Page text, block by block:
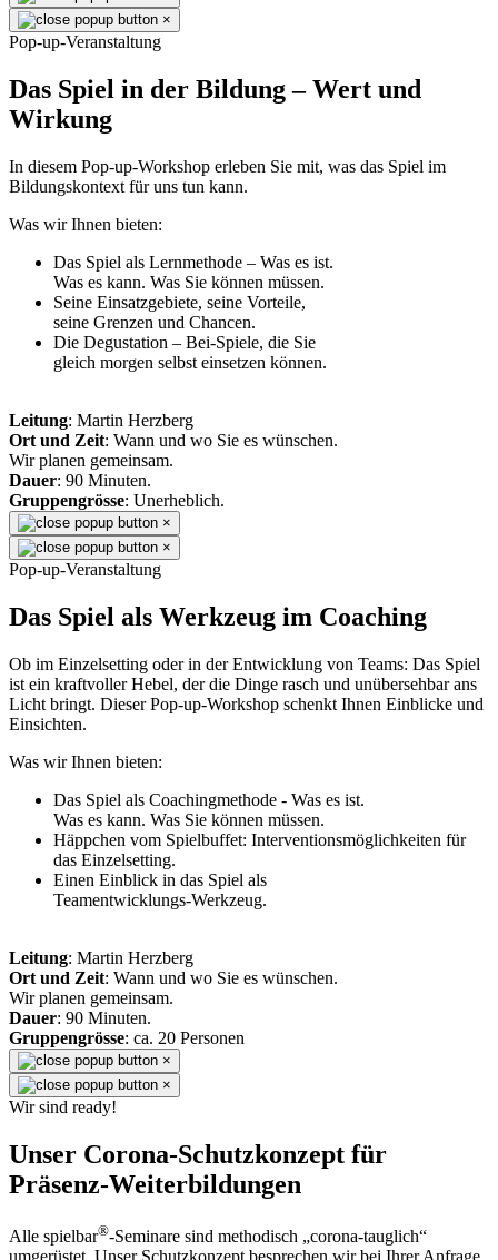
×
Pop-up-Veranstaltung
Das Spiel in der Bildung – Wert und
Wirkung
In diesem Pop-up-Workshop erleben Sie mit, was das Spiel im
Bildungskontext für uns tun kann.
Was wir Ihnen bieten:
Das Spiel als Lernmethode – Was es ist.
Was es kann. Was Sie können müssen.
Seine Einsatzgebiete, seine Vorteile,
seine Grenzen und Chancen.
Die Degustation – Bei-Spiele, die Sie
gleich morgen selbst einsetzen können.
Leitung: Martin Herzberg
Ort und Zeit: Wann und wo Sie es wünschen.
Wir planen gemeinsam.
Dauer: 90 Minuten.
Gruppengrösse: Unerheblich.
×
×
Pop-up-Veranstaltung
Das Spiel als Werkzeug im Coaching
Ob im Einzelsetting oder in der Entwicklung von Teams: Das Spiel
ist ein kraftvoller Hebel, der die Dinge rasch und unübersehbar ans
Licht bringt. Dieser Pop-up-Workshop schenkt Ihnen Einblicke und
Einsichten.
Was wir Ihnen bieten:
Das Spiel als Coachingmethode - Was es ist.
Was es kann. Was Sie können müssen.
Häppchen vom Spielbuffet: Interventionsmöglichkeiten für
das Einzelsetting.
Einen Einblick in das Spiel als
Teamentwicklungs-Werkzeug.
Leitung: Martin Herzberg
Ort und Zeit: Wann und wo Sie es wünschen.
Wir planen gemeinsam.
Dauer: 90 Minuten.
Gruppengrösse: ca. 20 Personen
×
×
Wir sind ready!
Unser Corona-Schutzkonzept für
Präsenz-Weiterbildungen
Alle spielbar®-Seminare sind methodisch „corona-tauglich“